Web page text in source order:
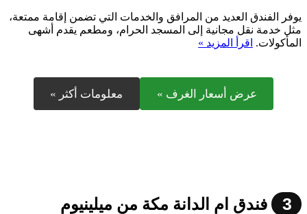
يوفر الفندق العديد من المرافق والخدمات التي تضمن إقامة ممتعة،
مثل خدمة نقل مجانية إلى المسجد الحرام، ومطعم يقدم أشهى
المأكولات. اقرأ المزيد »
عرض أسعار الغرف » معلومات أكثر »
3 فندق ام الدانة مكة من ميلينيوم